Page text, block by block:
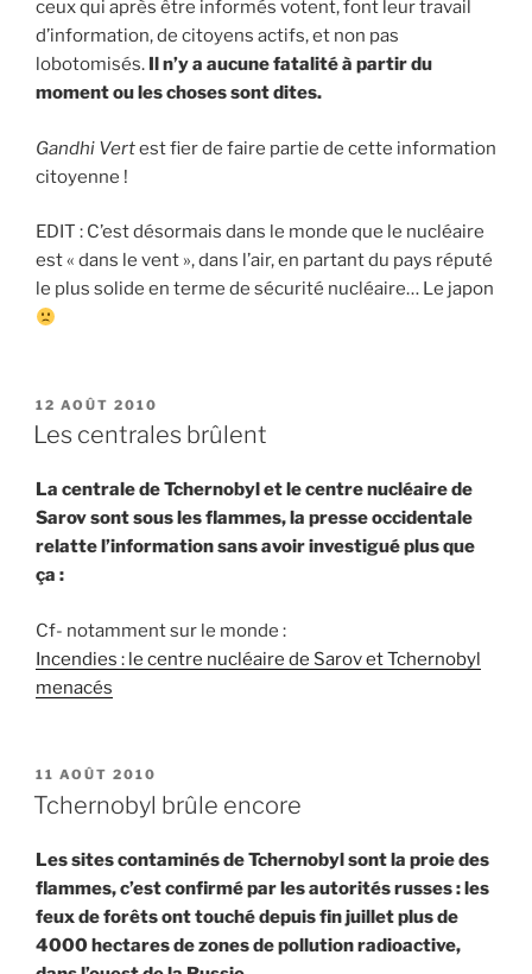
ceux qui après être informés votent, font leur travail
d’information, de citoyens actifs, et non pas
lobotomisés. Il n’y a aucune fatalité à partir du
moment ou les choses sont dites.
Gandhi Vertest fier de faire partie de cette information
citoyenne !
EDIT : C’est désormais dans le monde que le nucléaire
est « dans le vent », dans l’air, en partant du pays réputé
le plus solide en terme de sécurité nucléaire… Le japon
PUBLIÉ
LE
12 AOÛT 2010
Les centrales brûlent
La centrale de Tchernobyl et le centre nucléaire de
Sarov sont sous les flammes, la presse occidentale
relatte l’information sans avoir investigué plus que
ça :
Cf- notamment sur le monde :
Incendies : le centre nucléaire de Sarov et Tchernobyl
menacés
PUBLIÉ
LE
11 AOÛT 2010
Tchernobyl brûle encore
Les sites contaminés de Tchernobyl sont la proie des
flammes, c’est confirmé par les autorités russes : les
feux de forêts ont touché depuis fin juillet plus de
4000 hectares de zones de pollution radioactive,